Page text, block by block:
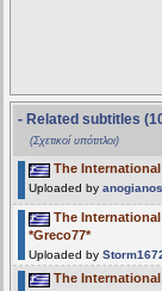
- Related subtitles
(Σχετικοί υπότιτλοι)
The International
Uploaded by anogianos
The International
*Greco77*
Uploaded by
The International